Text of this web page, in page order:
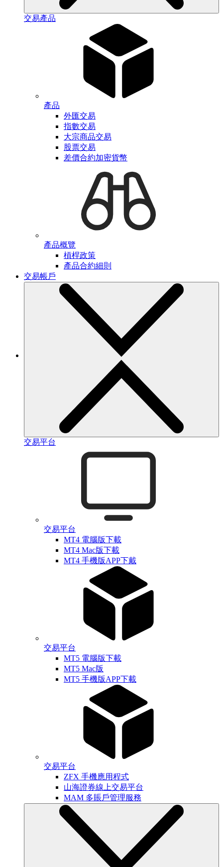
交易產品
產品
外匯交易
指數交易
大宗商品交易
股票交易
差價合約加密貨幣
產品概覽
槓桿政策
產品合約細則
交易帳戶
交易平台
交易平台
MT4 電腦版下載
MT4 Mac版下載
MT4 手機版APP下戴
交易平台
MT5 電腦版下載
MT5 Mac版
MT5 手機版APP下載
交易平台
ZFX 手機應用程式
山海證券線上交易平台
MAM 多賬戶管理服務